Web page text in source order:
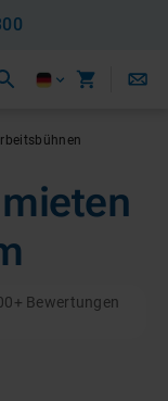
Bewertungen